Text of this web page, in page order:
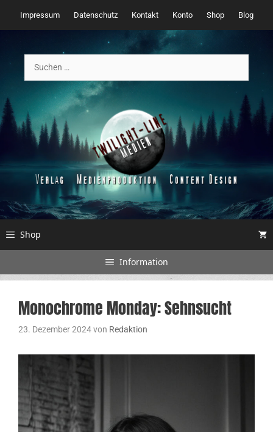
Inhalt
springen
Impressum Datenschutz Kontakt Konto Shop Blog
nach:
Shop
Information
Monochrome Monday: Sehnsucht
23. Dezember 2024von Redaktion